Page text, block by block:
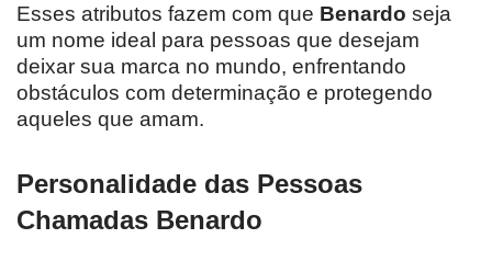
Esses atributos fazem com que Benardo seja
um nome ideal para pessoas que desejam
deixar sua marca no mundo, enfrentando
obstáculos com determinação e protegendo
aqueles que amam.
Personalidade das Pessoas
Chamadas Benardo